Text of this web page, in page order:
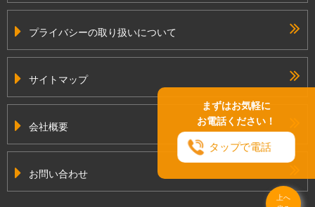
まずはお気軽に
お電話ください！
タップで電話
上へ
プライバシーの取り扱いについて
サイトマップ
会社概要
お問い合わせ